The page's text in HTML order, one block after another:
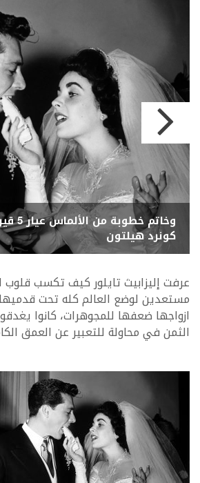
وخاتم
كونرد هيلتون
عرفت إليزابيث تايلور كيف تكسب قلوب
مستعدين لوضع العالم كله تحت
ازواجها ضعفها للمجوهرات، كانوا
الثمن في محاولة للتعبير عن العمق